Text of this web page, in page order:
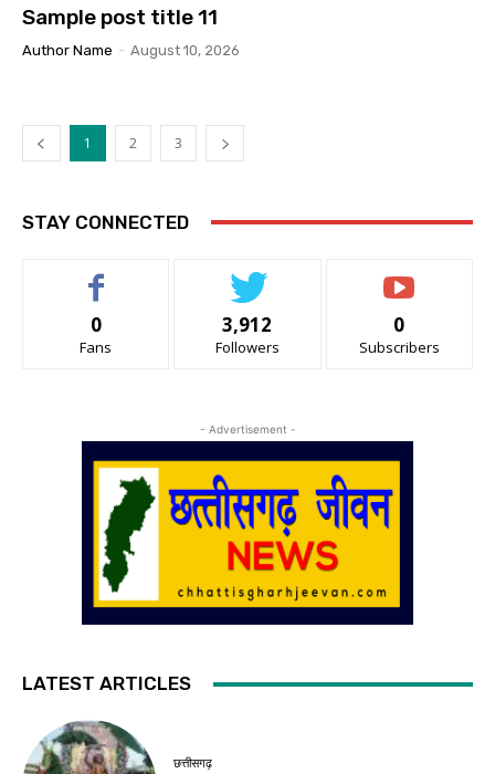
Sample post title 11
Author Name - August 10, 2026
1 2 3
STAY CONNECTED
0
Fans
3,912
Followers
0
Subscribers
- Advertisement -
LATEST ARTICLES
छत्तीसगढ़